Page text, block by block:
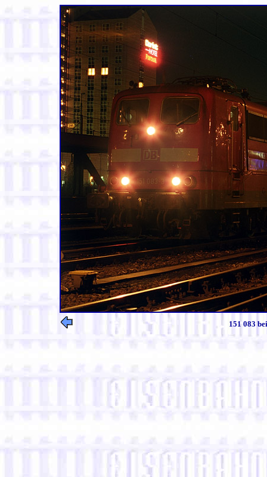
151 083